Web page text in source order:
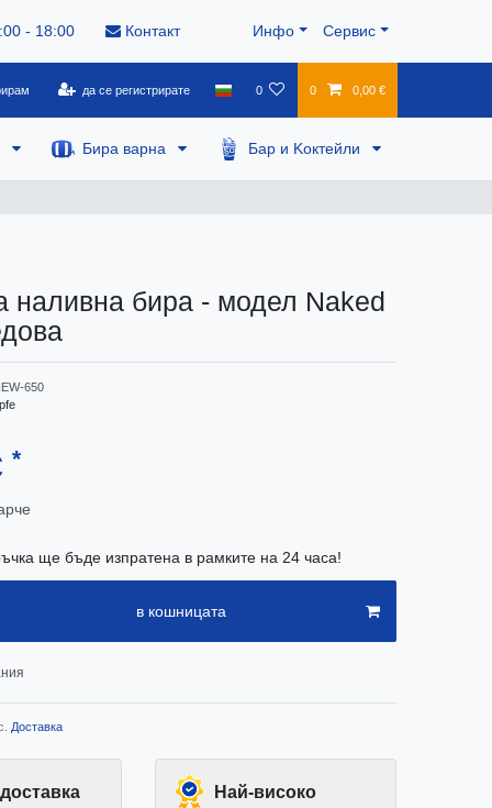
- 18:00 Контакт Инфо Сервис
да се регистрирате 0 0 0,00 €
Бира варна Бар и Kоктейли
наливна бира - модел Naked
650
*
ще бъде изпратена в рамките на 24 часа!
в кошницата
Доставка
Най-високо